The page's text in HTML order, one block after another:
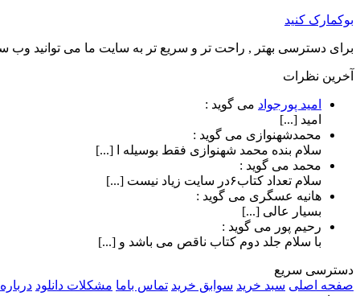
بوکمارک کنید
برای دسترسی بهتر , راحت تر و سریع تر به سایت ما می توانید وب
آخرین نظرات
امید پورجواد می گوید :
امید [...]
محمدشهنوازی می گوید :
سلام بنده محمد شهنوازی فقط بوسیله ا [...]
محمد می گوید :
سلام تعداد کتاب۶در سایت زیاد نیست [...]
هانیه عسگری می گوید :
بسیار عالی [...]
رحیم پور می گوید :
با سلام جلد دوم کتاب ناقص می باشد و [...]
دسترسی سریع
صفحه اصلی سبد خرید سوابق خرید تماس باما مشکلات دانلود